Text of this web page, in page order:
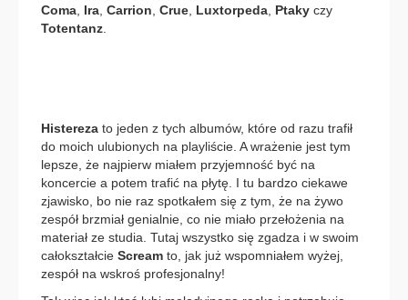
Coma Ira Carrion Crue Luxtorpeda Ptaky czy
Totentanz
Histereza to jeden z tych albumów, które od razu trafił
do moich ulubionych na playliście. A wrażenie jest tym
lepsze, że najpierw miałem przyjemność być na
koncercie a potem trafić na płytę. I tu bardzo ciekawe
zjawisko, bo nie raz spotkałem się z tym, że na żywo
zespół brzmiał genialnie, co nie miało przełożenia na
materiał ze studia. Tutaj wszystko się zgadza i w swoim
całokształcie Scream to, jak już wspomniałem wyżej,
zespół na wskroś profesjonalny!